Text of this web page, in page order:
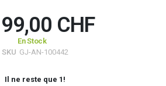
CHF
En Stock
SKU GJ-AN-100442
Il ne reste que 1 !